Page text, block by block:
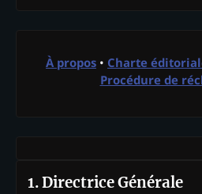
À propos • Charte
Procédure de
1. Directrice Générale